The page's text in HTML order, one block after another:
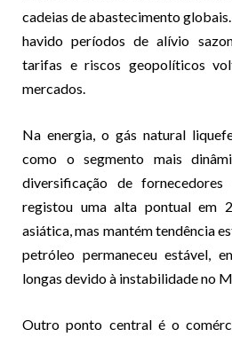
cadeias de abastecimento
havido períodos de alívio
tarifas e riscos geopolíticos
mercados.
Na energia, o gás natural
como o segmento mais
diversificação de
registou uma alta pontual em
asiática, mas mantém tendência
petróleo permaneceu estável,
longas devido à instabilidade no
Outro ponto central é o